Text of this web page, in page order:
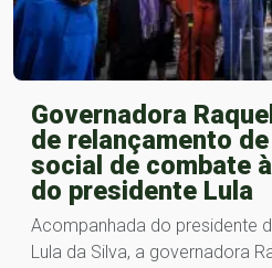
Governadora
de relançamento
social de combate
do presidente Lula
Acompanhada do presidente
Lula da Silva, a governadora